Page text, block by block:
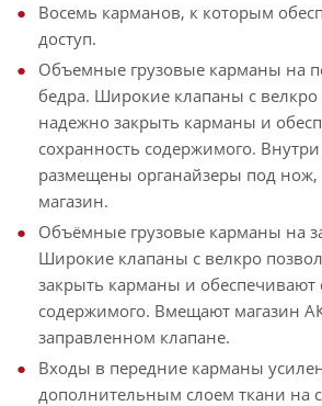
Восемь карманов, к которым
доступ.
Объемные грузовые карманы на
бедра. Широкие клапаны с велкро
надежно закрыть карманы и
сохранность содержимого.
размещены органайзеры под нож,
магазин.
Объёмные грузовые карманы на
Широкие клапаны с велкро
закрыть карманы и обеспечивают
содержимого. Вмещают магазин
заправленном клапане.
Входы в передние карманы
дополнительным слоем ткани на